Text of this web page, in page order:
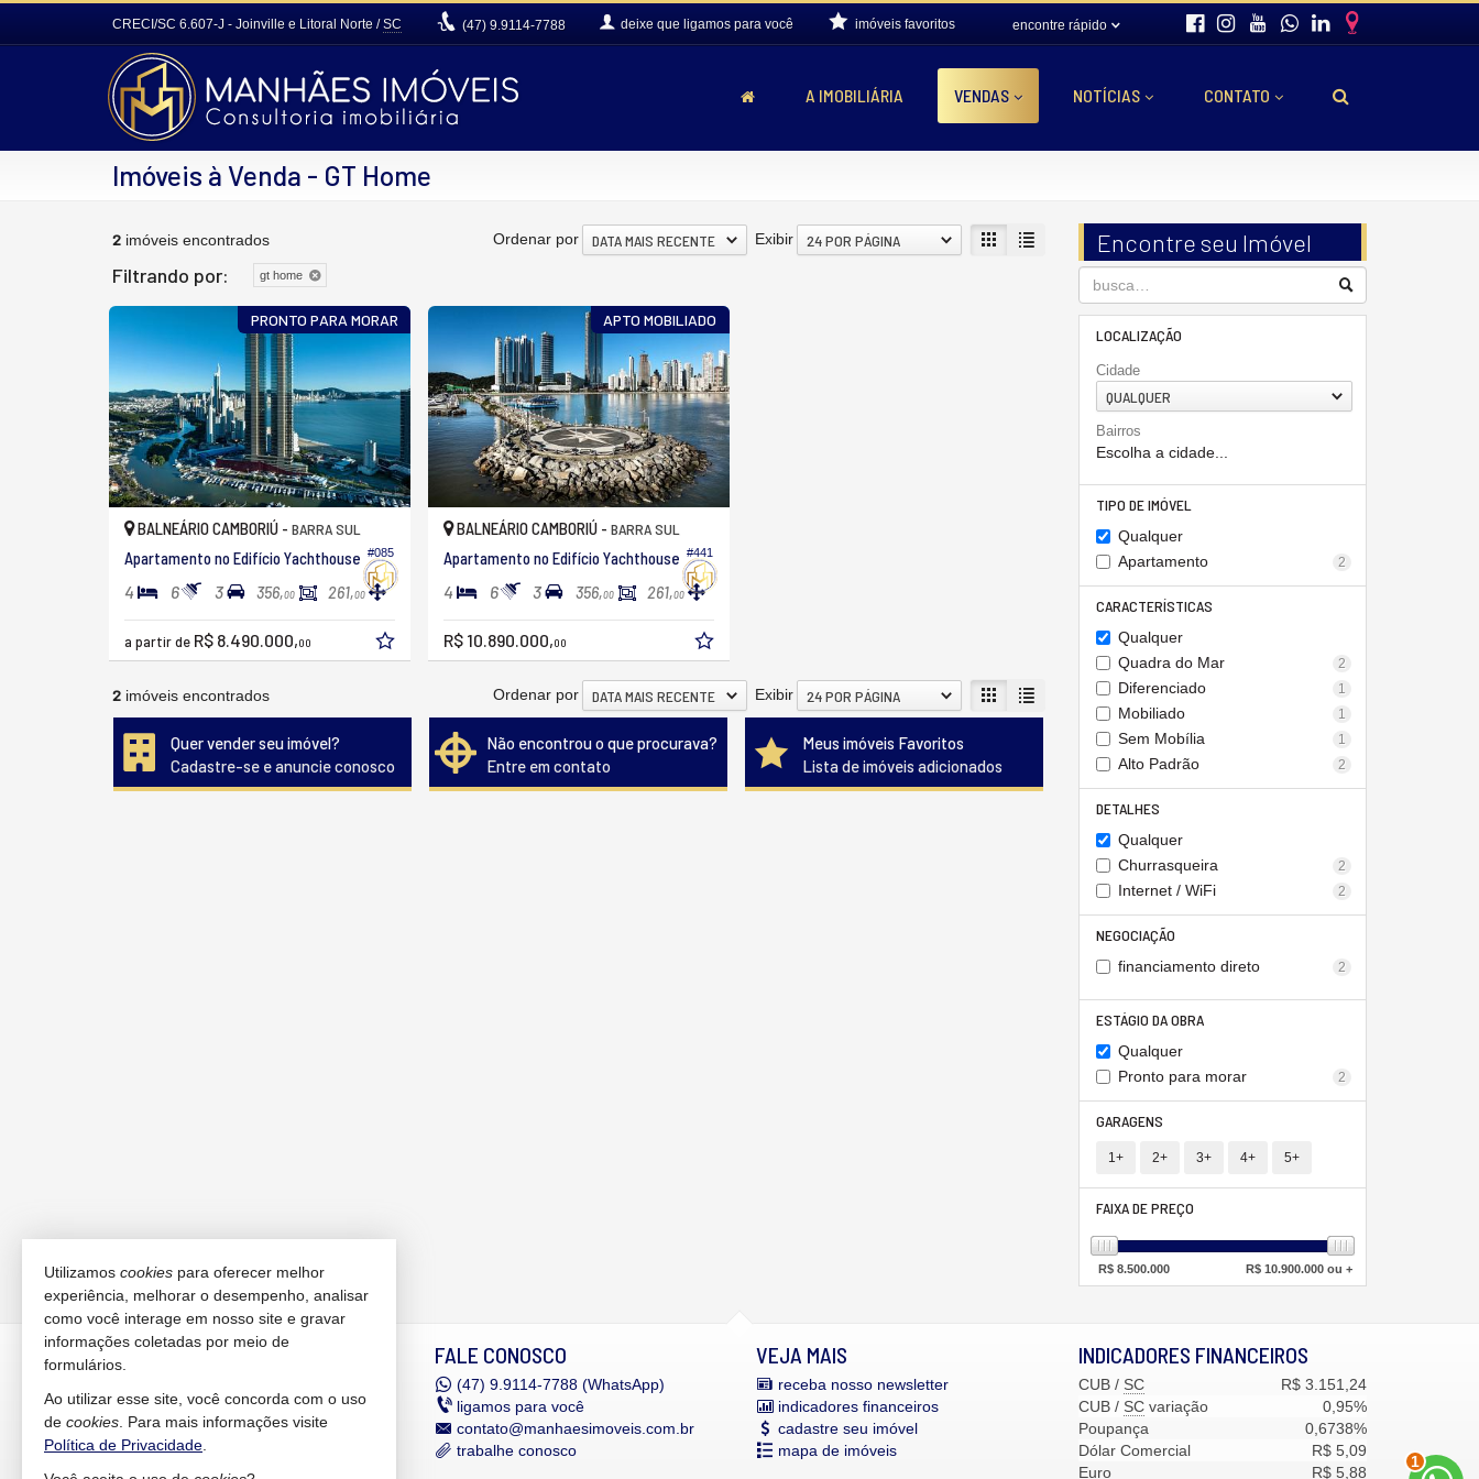
CRECI/SC 6.607-J - Joinville e Litoral Norte /SC (47) 9.9114-7788 deixe que ligamos para você encontre rápido
imóveis favoritos
A IMOBILIÁRIA VENDAS NOTÍCIAS CONTATO
Imóveis à Venda - GT Home
Encontre seu Imóvel
LOCALIZAÇÃO
Cidade
QUALQUER
Bairros
Escolha a cidade...
TIPO DE IMÓVEL
Qualquer
Apartamento
2
CARACTERÍSTICAS
Qualquer
Quadra do Mar
2
Diferenciado 1
Mobiliado 1
Sem Mobília 1
Alto Padrão 2
DETALHES
Qualquer
Churrasqueira
2
Internet / WiFi 2
NEGOCIAÇÃO
financiamento direto 2
ESTÁGIO DA OBRA
Qualquer
Pronto para morar
2
GARAGENS
1+ 2+ 3+ 4+ 5+
FAIXA DE PREÇO
R$ 8.500.000 R$10.900.000 ou +
2 imóveis encontrados Exibir 24 POR PÁGINA
Ordenar por DATA MAIS RECENTE
Filtrando por: gt home
PRONTO PARA MORAR
#085
BALNEÁRIO CAMBORIÚ - BARRA SUL
Apartamento no Edifício Yachthouse
4 6 3 356,00 261,00
a partir de R$ 8.490.000,00
APTO MOBILIADO
#441
BALNEÁRIO CAMBORIÚ - BARRA SUL
Apartamento no Edifício Yachthouse
4 6 3 356,00 261,00
R$ 10.890.000,00
2 imóveis encontrados Exibir 24 POR PÁGINA
Ordenar por DATA MAIS RECENTE
Quer vender seu imóvel?
Cadastre-se e anuncie conosco
Não encontrou o que procurava?
Entre em contato
Meus imóveis Favoritos
Lista de imóveis adicionados
MANHÃES IMÓVEIS
sala 306
Edifício Helbor Dual Offices &
Corporate
Bairro América - 89201-740
FALE CONOSCO
(47) 9.9114-7788 (WhatsApp)
ligamos para você
contato@manhaesimoveis.com.br
trabalhe conosco
VEJA MAIS
receba nosso newsletter
indicadores financeiros
cadastre seu imóvel
mapa de imóveis
INDICADORES FINANCEIROS
CUB / SC
R$ 3.151,24
CUB / SCvariação
0,95%
Poupança
0,6738%
Dólar Comercial
R$ 5,09
Euro
R$ 5,88
1
Utilizamos cookies para oferecer melhor
experiência, melhorar o desempenho, analisar
como você interage em nosso site e gravar
informações coletadas por meio de
formulários.
Ao utilizar esse site, você concorda com o uso
de cookies . Para mais informações visite
Política de Privacidade